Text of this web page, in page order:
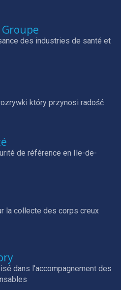
des industries de santé et
który przynosi radość
de référence en Ile-de-
la collecte des corps creux
dans l'accompagnement des